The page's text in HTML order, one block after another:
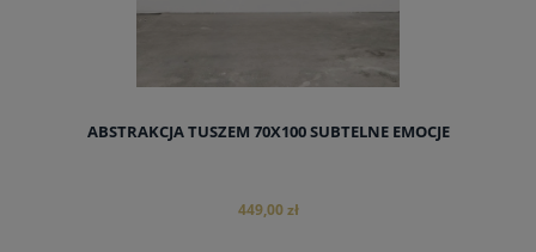
ABSTRAKCJA TUSZEM 70X100 SUBTELNE EMOCJE
449,00 zł